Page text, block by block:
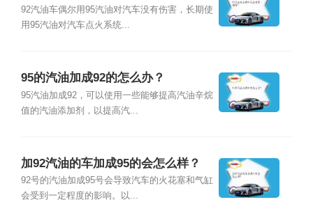
92汽油车偶尔用95汽油对汽车没有伤害，长期使
用95汽油对汽车点火系统...
95的汽油加成92的怎么办？
95汽油加成92，可以使用一些能够提高汽油辛烷
值的汽油添加剂，以提高汽...
加92汽油的车加成95的会怎么样？
92号的汽油加成95号会导致汽车的火花塞和气缸
会受到一定程度的影响。以...